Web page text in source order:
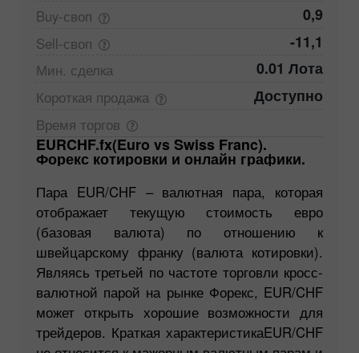
Buy-своп 0,9
Sell-своп -11,1
Мин. сделка 0.01 Лота
Короткая продажа Доступно
Время торгов
EURCHF.fx(Euro vs Swiss Franc).
Форекс котировки и онлайн графики.
Пара EUR/CHF – валютная пара, которая
отображает текущую стоимость евро
(базовая валюта) по отношению к
швейцарскому франку (валюта котировки).
Являясь третьей по частоте торговли кросс-
валютной парой на рынке Форекс, EUR/CHF
может открыть хорошие возможности для
трейдеров. Краткая характеристикаEUR/CHF